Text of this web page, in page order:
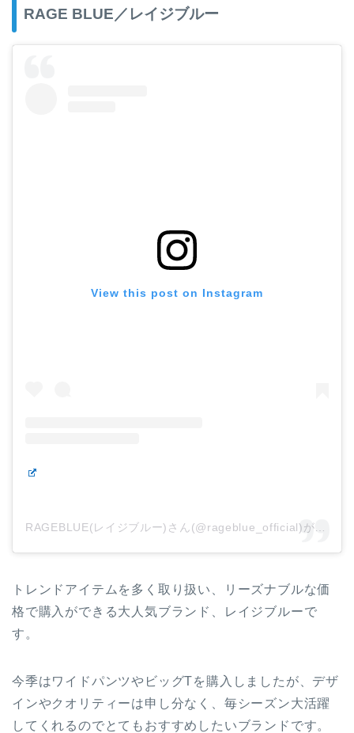
RAGE BLUE／レイジブルー
View this post on Instagram
トレンドアイテムを多く取り扱い、リーズナブルな価
格で購入ができる大人気ブランド、レイジブルーで
す。
今季はワイドパンツやビッグTを購入しましたが、デザ
インやクオリティーは申し分なく、毎シーズン大活躍
してくれるのでとてもおすすめしたいブランドです。